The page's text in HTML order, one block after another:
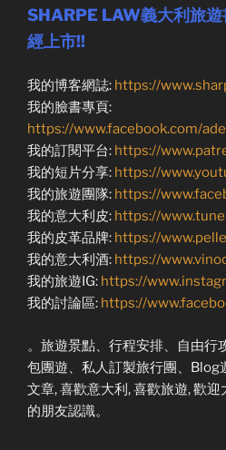
SHARPE LAW義大利旅
經上市!!
我的博客網誌: https://
我的臉書專頁:
https://www.facebook.com/
我的訂閱平台: https://
我的短片分享: https://
我的旅遊團隊: https://
我的意大利皮: https://
我的皮革品牌: https://
我的意大利酒: https://
我的旅遊IG: https://
我的討論區: https://
。旅遊景點、行程安排、自由行
包團遊、私人訂製旅行團、Blog
文章, 喜歡意大利, 喜歡旅遊, 歡
的朋友認識。